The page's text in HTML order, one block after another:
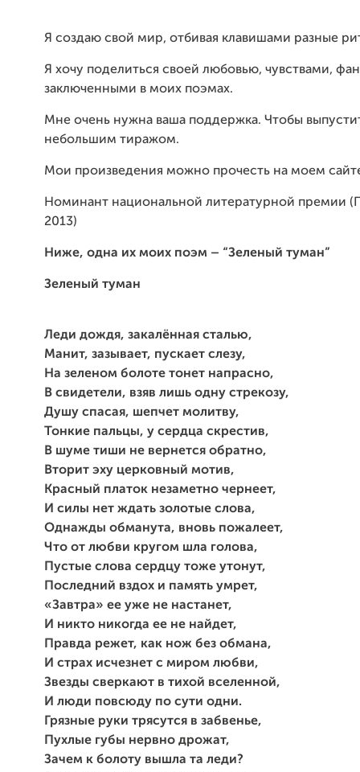
Я создаю свой мир, отбивая клавишами разные
Я хочу поделиться своей любовью, чувствами,
заключенными в моих поэмах.
Мне очень нужна ваша поддержка. Чтобы
небольшим тиражом.
Мои произведения можно прочесть на моем
Номинант национальной литературной премии
2013)
Ниже, одна их моих поэм – “Зеленый туман”
Зеленый туман
Леди дождя, закалённая сталью,
Манит, зазывает, пускает слезу,
На зеленом болоте тонет напрасно,
В свидетели, взяв лишь одну стрекозу,
Душу спасая, шепчет молитву,
Тонкие пальцы, у сердца скрестив,
В шуме тиши не вернется обратно,
Вторит эху церковный мотив,
Красный платок незаметно чернеет,
И силы нет ждать золотые слова,
Однажды обманута, вновь пожалеет,
Что от любви кругом шла голова,
Пустые слова сердцу тоже утонут,
Последний вздох и память умрет,
«Завтра» ее уже не настанет,
И никто никогда ее не найдет,
Правда режет, как нож без обмана,
И страх исчезнет с миром любви,
Звезды сверкают в тихой вселенной,
И люди повсюду по сути одни.
Грязные руки трясутся в забвенье,
Пухлые губы нервно дрожат,
Зачем к болоту вышла та леди?